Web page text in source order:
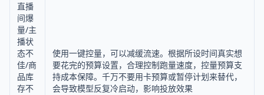
直播
间爆
量/主
播状
态不
佳/商
品库
存不
使用一键控量，可以减缓流速。根据所设时间真实想
要花完的预算设置，合理控制跑量速度，控量预算支
持成本保障。千万不要用卡预算或暂停计划来替代，
会导致模型反复冷启动，影响投放效果